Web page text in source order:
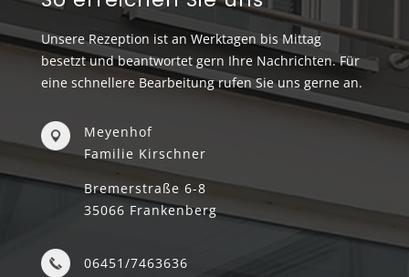
Unsere Rezeption ist an Werktagen bis Mittag
besetzt und beantwortet gern Ihre Nachrichten. Für
eine schnellere Bearbeitung rufen Sie uns gerne an.
Meyenhof
Familie Kirschner
Bremerstraße 6-8
35066 Frankenberg
06451/7463636